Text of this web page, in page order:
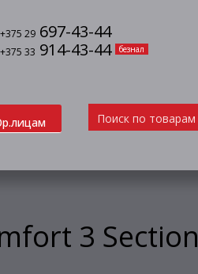
+375 29 697-43-44
+375 33 914-43-44 безнал
3 Section